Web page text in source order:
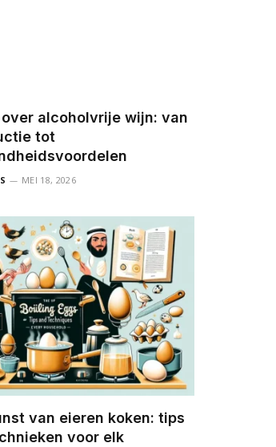
alcoholvrije wijn: van
tot
MEI 18, 2026
van eieren koken: tips
voor elk